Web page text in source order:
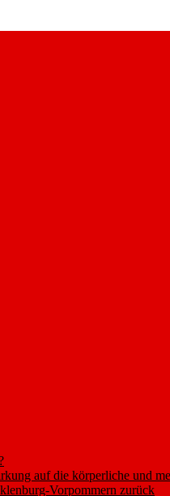
auf die körperliche und
Vorpommern zurück